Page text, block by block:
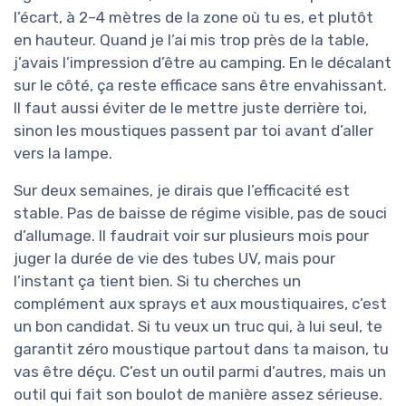
l’écart, à 2–4 mètres de la zone où tu es, et plutôt
en hauteur. Quand je l’ai mis trop près de la table,
j’avais l’impression d’être au camping. En le décalant
sur le côté, ça reste efficace sans être envahissant.
Il faut aussi éviter de le mettre juste derrière toi,
sinon les moustiques passent par toi avant d’aller
vers la lampe.
Sur deux semaines, je dirais que l’efficacité est
stable. Pas de baisse de régime visible, pas de souci
d’allumage. Il faudrait voir sur plusieurs mois pour
juger la durée de vie des tubes UV, mais pour
l’instant ça tient bien. Si tu cherches un
complément aux sprays et aux moustiquaires, c’est
un bon candidat. Si tu veux un truc qui, à lui seul, te
garantit zéro moustique partout dans ta maison, tu
vas être déçu. C’est un outil parmi d’autres, mais un
outil qui fait son boulot de manière assez sérieuse.